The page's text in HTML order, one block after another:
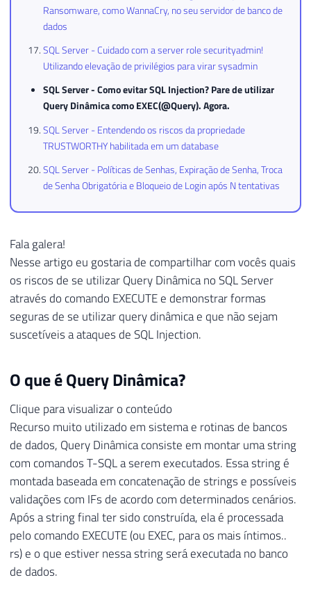
Ransomware, como WannaCry, no seu servidor de banco de
dados
SQL Server - Cuidado com a server role securityadmin!
Utilizando elevação de privilégios para virar sysadmin
SQL Server - Como evitar SQL Injection? Pare de utilizar
Query Dinâmica como EXEC(@Query). Agora.
SQL Server - Entendendo os riscos da propriedade
TRUSTWORTHY habilitada em um database
SQL Server - Políticas de Senhas, Expiração de Senha, Troca
de Senha Obrigatória e Bloqueio de Login após N tentativas
Fala galera!
Nesse artigo eu gostaria de compartilhar com vocês quais
os riscos de se utilizar Query Dinâmica no SQL Server
através do comando EXECUTE e demonstrar formas
seguras de se utilizar query dinâmica e que não sejam
suscetíveis a ataques de SQL Injection.
O que é Query Dinâmica?
Clique para visualizar o conteúdo
Recurso muito utilizado em sistema e rotinas de bancos
de dados, Query Dinâmica consiste em montar uma string
com comandos T-SQL a serem executados. Essa string é
montada baseada em concatenação de strings e possíveis
validações com IFs de acordo com determinados cenários.
Após a string final ter sido construída, ela é processada
pelo comando EXECUTE (ou EXEC, para os mais íntimos..
rs) e o que estiver nessa string será executada no banco
de dados.